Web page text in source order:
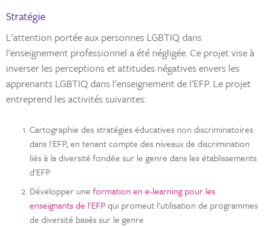
Stratégie
L'attention portée aux personnes LGBTIQ dans
l'enseignement professionnel a été négligée. Ce projet vise à
inverser les perceptions et attitudes négatives envers les
apprenants LGBTIQ dans l'enseignement de l'EFP. Le projet
entreprend les activités suivantes:
Cartographie des stratégies éducatives non discriminatoires
dans l'EFP, en tenant compte des niveaux de discrimination
liés à la diversité fondée sur le genre dans les établissements
d'EFP
Développer une formation en e-learning pour les
enseignants de l'EFPqui promeut l'utilisation de programmes
de diversité basés sur le genre